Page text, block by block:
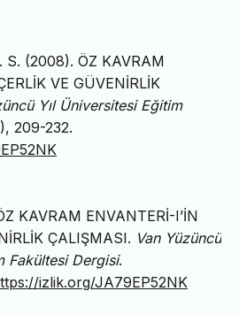
S. (2008). ÖZ KAVRAM
VE GÜVENİRLİK
Yıl Üniversitesi Eğitim
209-232.
KAVRAM ENVANTERİ-I’İN
ÇALIŞMASI. Van Yüzüncü
Fakültesi Dergisi.
izlik.org/JA79EP52NK